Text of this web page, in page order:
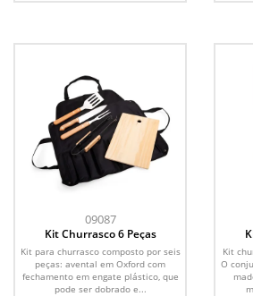
09087
Kit Churrasco 6 Peças
Kit para churrasco composto por seis
peças: avental em Oxford com
fechamento em engate plástico, que
pode ser dobrado e...
Kit
O